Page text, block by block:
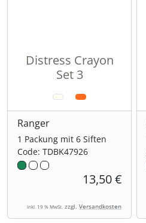
Distress Crayon
Set 3
Ranger
1 Packung mit 6 Siften
Code: TDBK47926
13,50 €
inkl. 19 % MwSt. zzgl. Versandkosten